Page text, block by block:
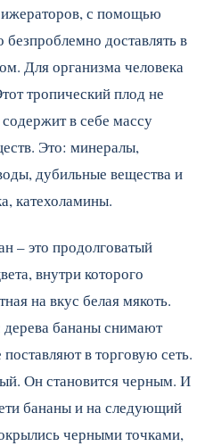
с помощью
доставлять в
Для организма человека
тропический плод не
в себе массу
Это: минералы,
дубильные вещества и
катехоламины.
– это продолговатый
внутри которого
на вкус белая мякоть.
дерева бананы снимают
в торговую сеть.
Он становится черным. И
бананы и на следующий
черными точками,